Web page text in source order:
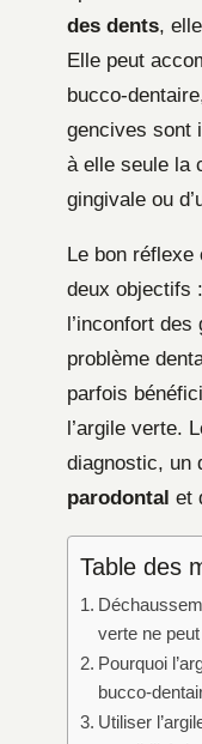
des dents,
Elle peut
bucco-
gencives sont
à elle seule la
gingivale ou
Le bon
deux objectifs
l’inconfort
problème
parfois
l’argile verte.
diagnostic, un
parodontal et
Table des
verte ne
Pourquoi
bucco-
Utiliser